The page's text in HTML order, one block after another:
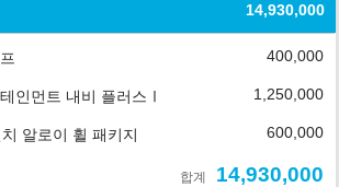
14,930,000
400,000
인먼트 내비 플러스Ⅰ 1,250,000
알로이 휠 패키지 600,000
합계 14,930,000